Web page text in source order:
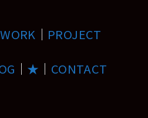
WORK ｜ PROJECT
｜ ★ ｜ CONTACT